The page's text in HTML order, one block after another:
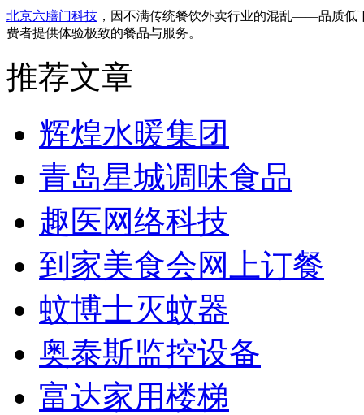
北京六膳门科技 ，因不满传统餐饮外卖行业的混乱——品质低
费者提供体验极致的餐品与服务。
推荐文章
辉煌水暖集团
青岛星城调味食品
趣医网络科技
到家美食会网上订餐
蚊博士灭蚊器
奥泰斯监控设备
富达家用楼梯